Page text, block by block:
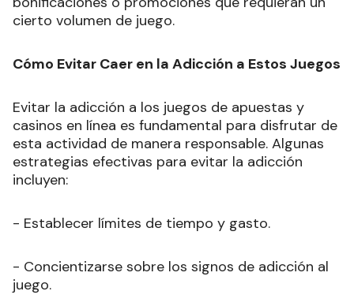
cierto volumen de juego.
Cómo Evitar Caer en la Adicción a Estos Juegos
Evitar la adicción a los juegos de apuestas y
casinos en línea es fundamental para disfrutar de
esta actividad de manera responsable. Algunas
estrategias efectivas para evitar la adicción
incluyen:
- Establecer límites de tiempo y gasto.
- Concientizarse sobre los signos de adicción al
juego.